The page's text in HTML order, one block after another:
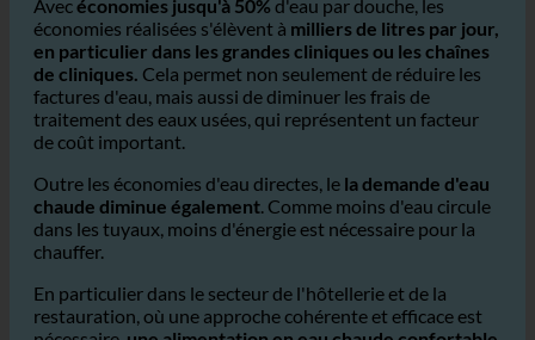
considérablement cette consommation.
Avecéconomies jusqu'à 50%d'eau par douche, les
économies réalisées s'élèvent àmilliers de litres par jour,
en particulier dans les grandes cliniques ou les chaînes
de cliniques.Cela permet non seulement de réduire les
factures d'eau, mais aussi de diminuer les frais de
de coût important.
Outre les économies d'eau directes, lela demande d'eau
chaude diminue également
chauffer.